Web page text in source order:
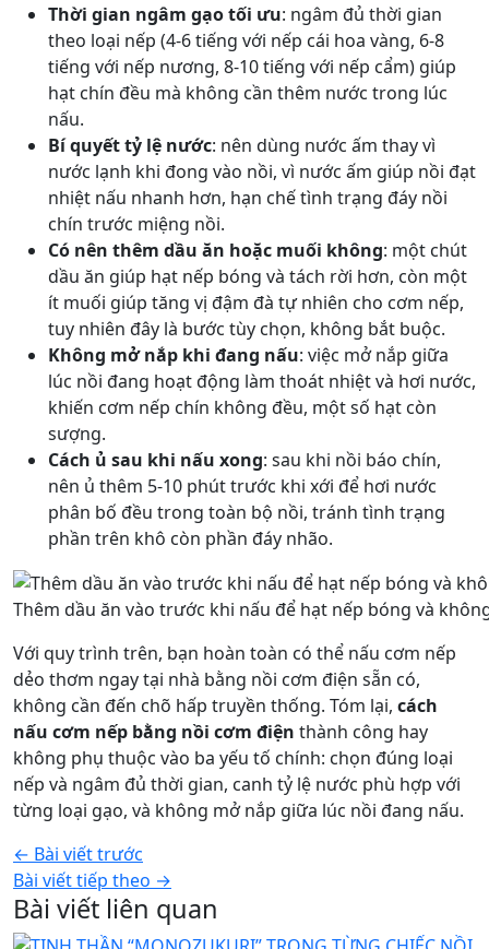
Thời gian ngâm gạo tối ưu: ngâm đủ thời gian
theo loại nếp (4-6 tiếng với nếp cái hoa vàng, 6-8
tiếng với nếp nương, 8-10 tiếng với nếp cẩm) giúp
hạt chín đều mà không cần thêm nước trong lúc
nấu.
Bí quyết tỷ lệ nước: nên dùng nước ấm thay vì
nước lạnh khi đong vào nồi, vì nước ấm giúp nồi đạt
nhiệt nấu nhanh hơn, hạn chế tình trạng đáy nồi
chín trước miệng nồi.
Có nên thêm dầu ăn hoặc muối không: một chút
dầu ăn giúp hạt nếp bóng và tách rời hơn, còn một
ít muối giúp tăng vị đậm đà tự nhiên cho cơm nếp,
tuy nhiên đây là bước tùy chọn, không bắt buộc.
Không mở nắp khi đang nấu: việc mở nắp giữa
lúc nồi đang hoạt động làm thoát nhiệt và hơi nước,
khiến cơm nếp chín không đều, một số hạt còn
sượng.
Cách ủ sau khi nấu xong: sau khi nồi báo chín,
nên ủ thêm 5-10 phút trước khi xới để hơi nước
phân bố đều trong toàn bộ nồi, tránh tình trạng
phần trên khô còn phần đáy nhão.
Thêm dầu ăn vào trước khi nấu để hạt nếp bóng và
Với quy trình trên, bạn hoàn toàn có thể nấu cơm nếp
dẻo thơm ngay tại nhà bằng nồi cơm điện sẵn có,
không cần đến chõ hấp truyền thống. Tóm lại, cách
nấu cơm nếp bằng nồi cơm điện thành công hay
không phụ thuộc vào ba yếu tố chính: chọn đúng loại
nếp và ngâm đủ thời gian, canh tỷ lệ nước phù hợp với
từng loại gạo, và không mở nắp giữa lúc nồi đang nấu.
← Bài viết trước
Bài viết tiếp theo →
Bài viết liên quan